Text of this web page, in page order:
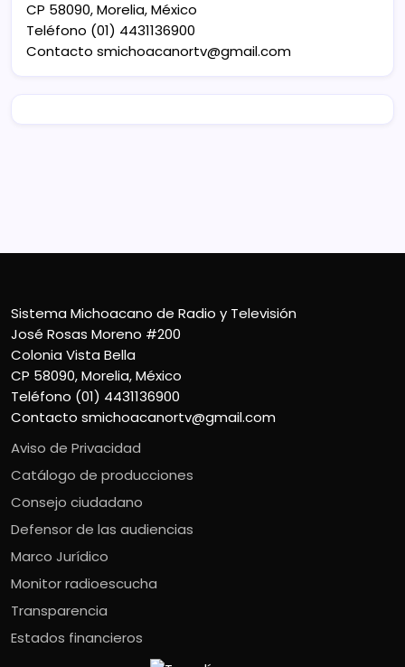
CP 58090, Morelia, México
Teléfono (01) 4431136900
Contacto smichoacanortv@gmail.com
Sistema Michoacano de Radio y Televisión
José Rosas Moreno #200
Colonia Vista Bella
CP 58090, Morelia, México
Teléfono (01) 4431136900
Contacto smichoacanortv@gmail.com
Aviso de Privacidad
Catálogo de producciones
Consejo ciudadano
Defensor de las audiencias
Marco Jurídico
Monitor radioescucha
Transparencia
Estados financieros